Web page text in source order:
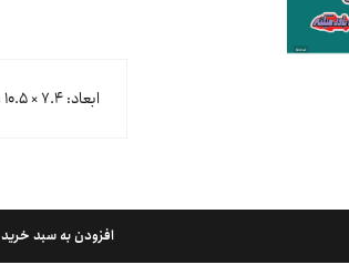
ابعاد: ۷.۴ × ۱۰.۵ سانتی متر
افزودن به سبد خرید